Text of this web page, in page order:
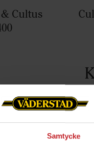
Samtycke
Cultus